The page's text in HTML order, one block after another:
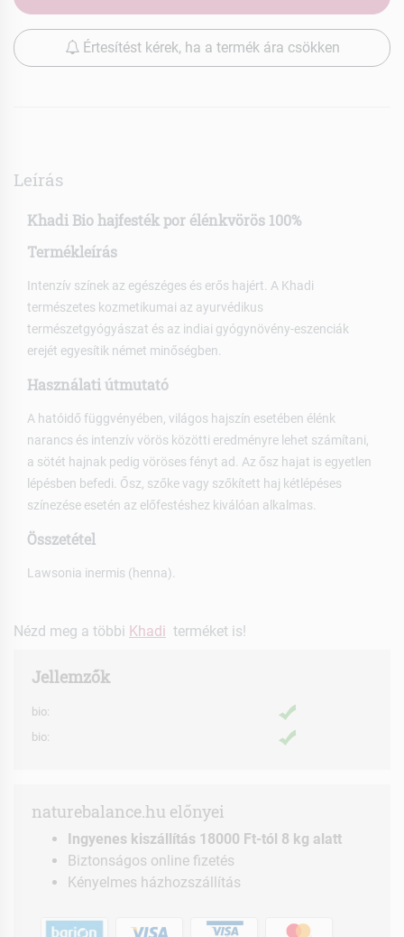
Értesítést kérek, ha a termék ára csökken
Leírás
Khadi Bio hajfesték por élénkvörös 100%
Termékleírás
Intenzív színek az egészéges és erős hajért. A Khadi
természetes kozmetikumai az ayurvédikus
természetgyógyászat és az indiai gyógynövény-eszenciák
erejét egyesítik német minőségben.
Használati útmutató
A hatóidő függvényében, világos hajszín esetében élénk
narancs és intenzív vörös közötti eredményre lehet számítani,
a sötét hajnak pedig vöröses fényt ad. Az ősz hajat is egyetlen
lépésben befedi. Ősz, szőke vagy szőkített haj kétlépéses
színezése esetén az előfestéshez kiválóan alkalmas.
Összetétel
Lawsonia inermis (henna).
Nézd meg a többi Khadi terméket is!
Jellemzők
bio:
bio:
naturebalance.hu előnyei
Ingyenes kiszállítás 18000 Ft-tól 8 kg alatt
Biztonságos online fizetés
Kényelmes házhozszállítás